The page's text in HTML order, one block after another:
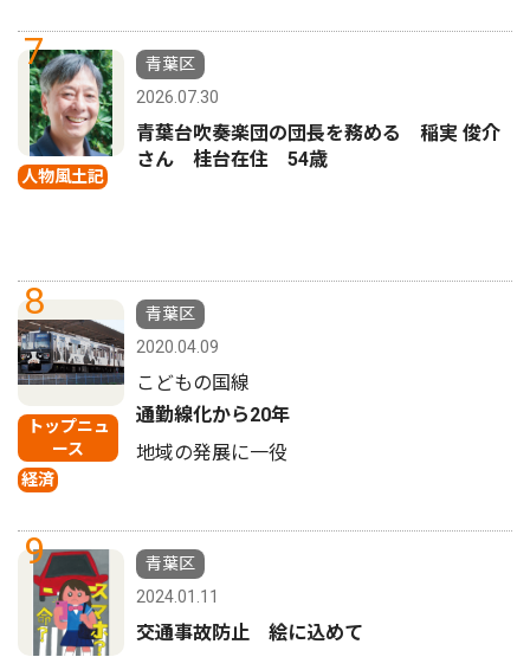
7
人物風土記
青葉区
2026.07.30
青葉台吹奏楽団の団長を務める 稲実 俊介
さん 桂台在住 54歳
8
トップニュ
ース
経済
青葉区
2020.04.09
こどもの国線
通勤線化から20年
地域の発展に一役
9
青葉区
2024.01.11
交通事故防止 絵に込めて